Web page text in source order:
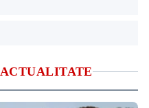
ACTUALITATE